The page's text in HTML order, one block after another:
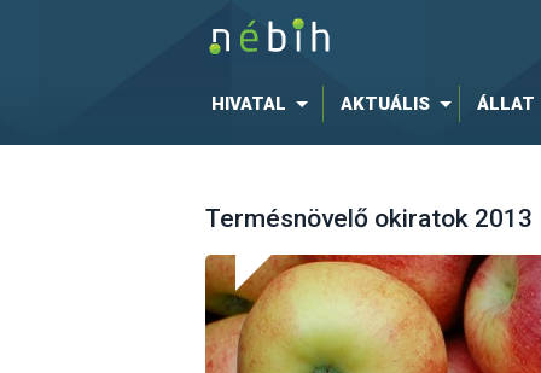
HIVATAL AKTUÁLIS ÁLLAT
Termésnövelő okiratok 2013